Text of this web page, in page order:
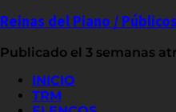
Reinas del Piano /
Publicado el 3 semanas
INICIO
TRM